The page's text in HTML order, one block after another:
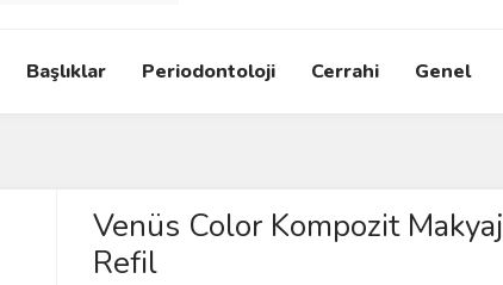
Başlıklar Periodontoloji Cerrahi Genel
Venüs Color Kompozit Makyaj
Refil